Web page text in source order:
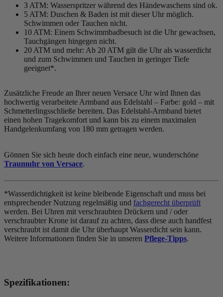
3 ATM: Wasserspritzer während des Händewaschens sind ok.
5 ATM: Duschen & Baden ist mit dieser Uhr möglich.
Schwimmen oder Tauchen nicht.
10 ATM: Einem Schwimmbadbesuch ist die Uhr gewachsen,
Tauchgängen hingegen nicht.
20 ATM und mehr: Ab 20 ATM gilt die Uhr als wasserdicht
und zum Schwimmen und Tauchen in geringer Tiefe
geeignet*.
Zusätzliche Freude an Ihrer neuen Versace Uhr wird Ihnen das
hochwertig verarbeitete Armband aus Edelstahl – Farbe: gold – mit
Schmetterlingsschließe bereiten. Das Edelstahl-Armband bietet
einen hohen Tragekomfort und kann bis zu einem maximalen
Handgelenkumfang von 180 mm getragen werden.
Gönnen Sie sich heute doch einfach eine neue, wunderschöne
Traumuhr von Versace.
*Wasserdichtigkeit ist keine bleibende Eigenschaft und muss bei
entsprechender Nutzung regelmäßig und fachgerecht überprüft
werden. Bei Uhren mit verschraubten Drückern und / oder
verschraubter Krone ist darauf zu achten, dass diese auch handfest
verschraubt ist damit die Uhr überhaupt Wasserdicht sein kann.
Weitere Informationen finden Sie in unseren Pflege-Tipps.
Spezifikationen: